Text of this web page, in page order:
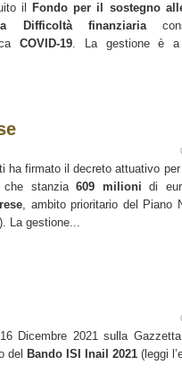
il
Fondo per il sostegno
Difficoltà finanziaria
COVID-19. La gestione è
ha firmato il decreto attuativo per
che stanzia609 milioni di
, ambito prioritario del Piano
). La gestione...
Dicembre 2021 sulla
del
Bando ISI Inail 2021 (leggi